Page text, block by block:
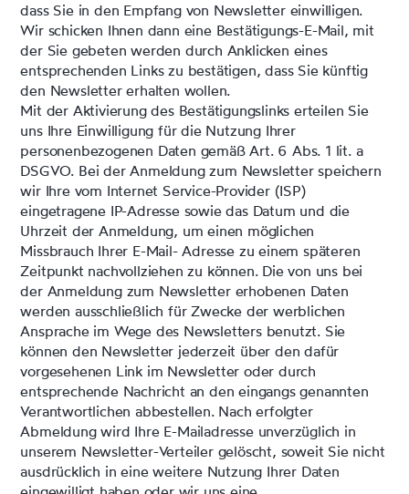
dass Sie in den Empfang von Newsletter einwilligen.
Wir schicken Ihnen dann eine Bestätigungs-E-Mail, mit
der Sie gebeten werden durch Anklicken eines
entsprechenden Links zu bestätigen, dass Sie künftig
den Newsletter erhalten wollen.
Mit der Aktivierung des Bestätigungslinks erteilen Sie
uns Ihre Einwilligung für die Nutzung Ihrer
personenbezogenen Daten gemäß Art. 6 Abs. 1 lit. a
DSGVO. Bei der Anmeldung zum Newsletter speichern
wir Ihre vom Internet Service-Provider (ISP)
eingetragene IP-Adresse sowie das Datum und die
Uhrzeit der Anmeldung, um einen möglichen
Missbrauch Ihrer E-Mail- Adresse zu einem späteren
Zeitpunkt nachvollziehen zu können. Die von uns bei
der Anmeldung zum Newsletter erhobenen Daten
werden ausschließlich für Zwecke der werblichen
Ansprache im Wege des Newsletters benutzt. Sie
können den Newsletter jederzeit über den dafür
vorgesehenen Link im Newsletter oder durch
entsprechende Nachricht an den eingangs genannten
Verantwortlichen abbestellen. Nach erfolgter
Abmeldung wird Ihre E-Mailadresse unverzüglich in
unserem Newsletter-Verteiler gelöscht, soweit Sie nicht
ausdrücklich in eine weitere Nutzung Ihrer Daten